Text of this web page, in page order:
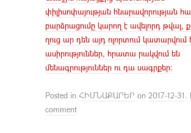
փիլիսոփայության հնարավորության
բարձրացումը կարող է ավելորդ թվալ,
ղուց ար դեն այդ ոլորտում կատարվում
ասիրություններ, հրատա րակվում են
մենագրություններ ու դա սագրքեր։
Posted in ՀԻՄՆԱՔԱՐԵՐ on 2017-12-31.
comment